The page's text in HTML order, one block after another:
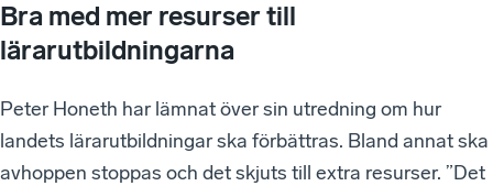
Bra med mer resurser till
lärarutbildningarna
Peter Honeth har lämnat över sin utredning om hur
landets lärarutbildningar ska förbättras. Bland annat ska
avhoppen stoppas och det skjuts till extra resurser. ”Det